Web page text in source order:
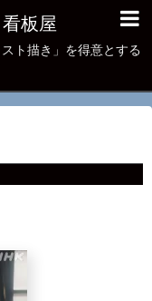
板屋
ト描き」を得意とする